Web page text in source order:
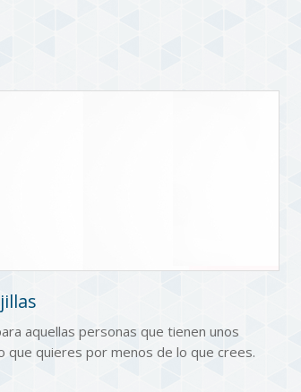
aquellas personas que tienen unos
quieres por menos de lo que crees.